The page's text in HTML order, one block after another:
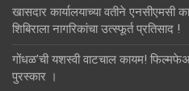
खासदार कार्यालयाच्या वतीने एनसीएमसी
शिबिराला नागरिकांचा उत्स्फूर्त प्रतिसाद !
गोंधळ’ची यशस्वी वाटचाल कायम!
पुरस्कार ।